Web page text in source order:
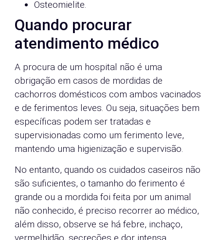
Osteomielite.
Quando procurar
atendimento médico
A procura de um hospital não é uma
obrigação em casos de mordidas de
cachorros domésticos com ambos vacinados
e de ferimentos leves. Ou seja, situações bem
específicas podem ser tratadas e
supervisionadas como um ferimento leve,
mantendo uma higienização e supervisão.
No entanto, quando os cuidados caseiros não
são suficientes, o tamanho do ferimento é
grande ou a mordida foi feita por um animal
não conhecido, é preciso recorrer ao médico,
além disso, observe se há febre, inchaço,
vermelhidão, secreções e dor intensa.